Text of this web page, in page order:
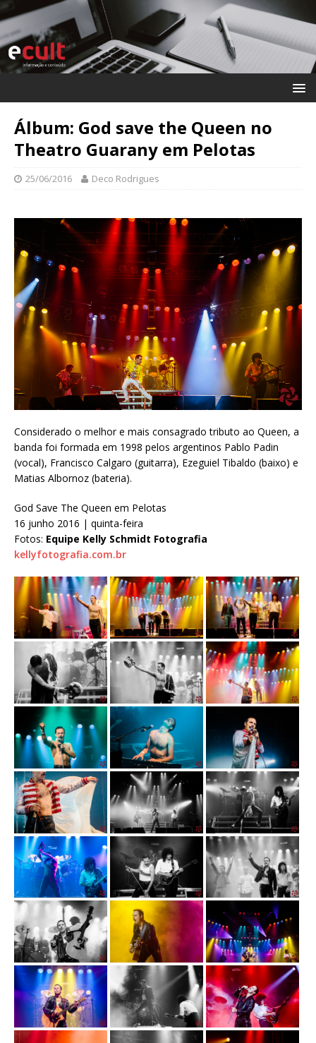
Álbum: God save the Queen no
Theatro Guarany em Pelotas
25/06/2016 Deco Rodrigues
Considerado o melhor e mais consagrado tributo ao Queen, a
banda foi formada em 1998 pelos argentinos Pablo Padin
(vocal), Francisco Calgaro (guitarra), Ezeguiel Tibaldo (baixo) e
Matias Albornoz (bateria).
God Save The Queen em Pelotas
16 junho 2016 | quinta-feira
Fotos: Equipe Kelly Schmidt Fotografia
kellyfotografia.com.br